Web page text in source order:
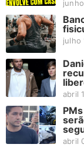
julho
abril
abril